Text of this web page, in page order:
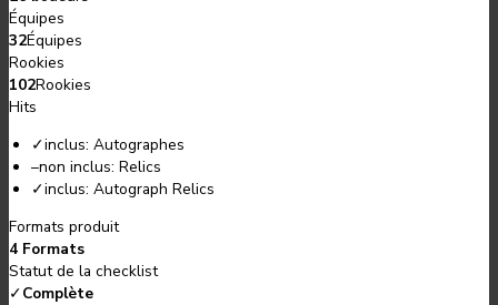
Équipes
32Équipes
Rookies
102Rookies
Hits
✓inclus: Autographes
–non inclus: Relics
✓inclus: Autograph Relics
Formats produit
4 Formats
Statut de la checklist
✓Complète